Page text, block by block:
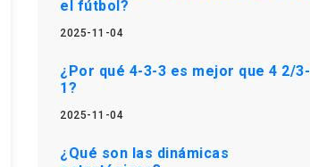
el fútbol?
2025-11-04
¿Por qué 4-3-3 es mejor que 4 2/3-
1?
2025-11-04
¿Qué son las dinámicas